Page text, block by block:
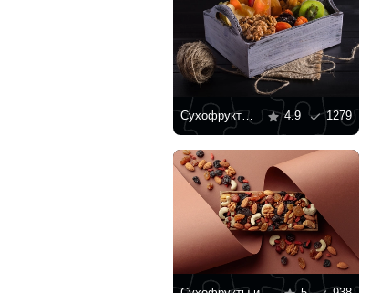
Сухофрукты в деревянной коробке 4.9 1279